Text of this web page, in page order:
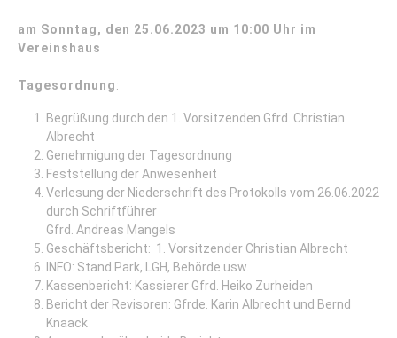
am Sonntag, den 25.06.2023 um 10:00 Uhr im
Vereinshaus
Tagesordnung:
Begrüßung durch den 1. Vorsitzenden Gfrd. Christian
Albrecht
Genehmigung der Tagesordnung
Feststellung der Anwesenheit
Verlesung der Niederschrift des Protokolls vom 26.06.2022
durch Schriftführer
Gfrd. Andreas Mangels
Geschäftsbericht: 1. Vorsitzender Christian Albrecht
INFO: Stand Park, LGH, Behörde usw.
Kassenbericht: Kassierer Gfrd. Heiko Zurheiden
Bericht der Revisoren: Gfrde. Karin Albrecht und Bernd
Knaack